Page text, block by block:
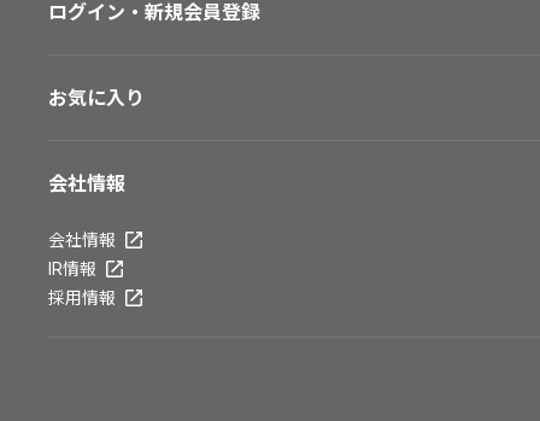
ログイン・新規会員登録
お気に入り
会社情報
会社情報
IR情報
採用情報